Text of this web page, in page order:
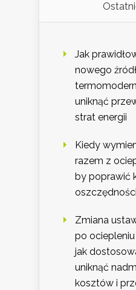
Jak
nowego
uniknąć
strat energii
Kiedy
razem z
by poprawić
Zmiana
po
jak
uniknąć
kosztów i